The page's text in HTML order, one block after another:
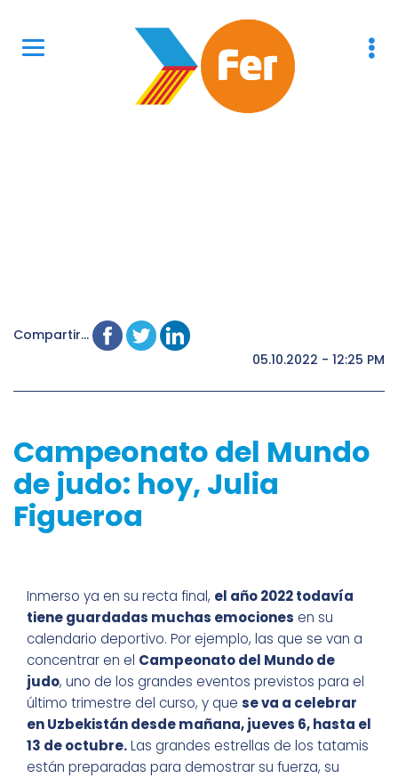
Compartir...
05.10.2022 - 12:25 PM
Campeonato del Mundo
de judo: hoy, Julia
Figueroa
Inmerso ya en su recta final, el año 2022 todavía
tiene guardadas muchas emociones en su
calendario deportivo. Por ejemplo, las que se van a
concentrar en el Campeonato del Mundo de
judo, uno de los grandes eventos previstos para el
último trimestre del curso, y que se va a celebrar
en Uzbekistán desde mañana, jueves 6, hasta el
13 de octubre.Las grandes estrellas de los tatamis
están preparadas para demostrar su fuerza, su